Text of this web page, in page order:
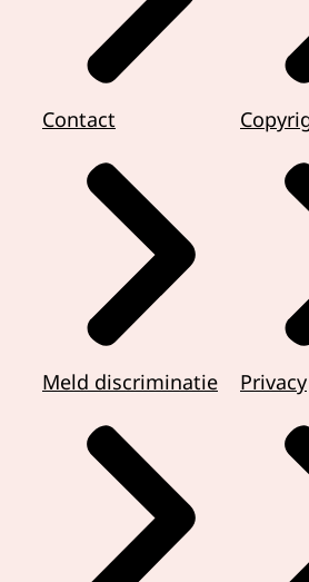
Contact
Meld discriminatie Privacy